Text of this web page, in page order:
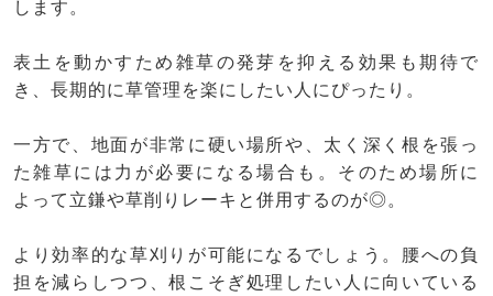
します。
表土を動かすため雑草の発芽を抑える効果も期待で
き、長期的に草管理を楽にしたい人にぴったり。
一方で、地面が非常に硬い場所や、太く深く根を張っ
た雑草には力が必要になる場合も。そのため場所に
よって立鎌や草削りレーキと併用するのが◎。
より効率的な草刈りが可能になるでしょう。腰への負
担を減らしつつ、根こそぎ処理したい人に向いている